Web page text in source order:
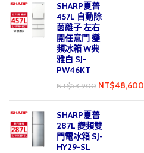
SHARP夏普
457L 自動除
菌離子 左右
開任意門 變
頻冰箱 W典
雅白 SJ-
PW46KT
NT$53,900 NT$48,600
SHARP夏普
287L 變頻雙
門電冰箱 SJ-
HY29-SL